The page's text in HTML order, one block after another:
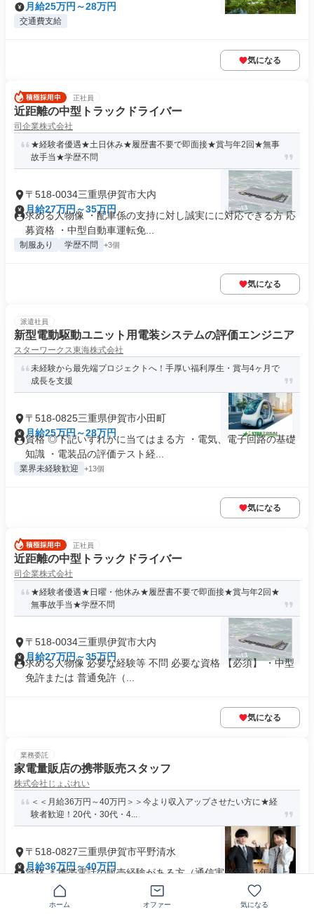
月給25万円～28万円
交通費支給
気になる
正社員
近距離の中型トラックドライバー
司企業株式会社
★経験者優遇★土日休み★履歴書不要で即面接★賞与年2回★無事
故手当★学歴不問
〒518-0034三重県伊賀市大内
月給27万円～35万円
求める人物像 ・配車係の支持に対し誠実にに対応できる方 応
募資格 ・中型自動車運転免...
制服あり 学歴不問 +3個
気になる
派遣社員
新型電動駆動ユニット用電装システムの評価エンジニア
スターワークス東海株式会社
未経験から最先端プロジェクトへ！手厚い福利厚生・賞与4ヶ月で
成長を支援
〒518-0825三重県伊賀市小田町
月給25万円～28万円
資格 ◎下記いずれかに当てはまる方 ・電気、電子回路の基礎
知識 ・電装品の評価テスト経...
業界未経験歓迎 +13個
気になる
正社員
近距離の中型トラックドライバー
司企業株式会社
★経験者優遇★日曜・他休み★履歴書不要で即面接★賞与年2回★
無事故手当★学歴不問
〒518-0034三重県伊賀市大内
月給27万円～35万円
求める人物像 必要な経験等 不問 必要な資格 【必須】 ・中型
免許または 普通免許（...
気になる
業務委託
家電量販店の携帯販売スタッフ
株式会社じょぶれい
＜＜月給36万円～40万円＞＞今より収入アップさせたい方に★経
験者歓迎！20代・30代・4...
〒518-0827三重県伊賀市平野清水
月給36万円～40万円
資格 ＊携帯電話の販売経験がある方（通信実務経験1年以上）
主婦・主夫歓迎
ホーム オファー 気になる